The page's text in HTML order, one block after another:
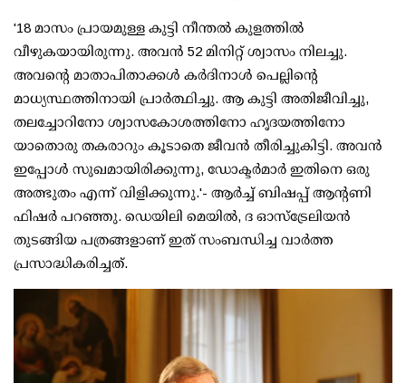
'18 മാസം പ്രായമുള്ള കുട്ടി നീന്തൽ കുളത്തിൽ
വീഴുകയായിരുന്നു. അവൻ 52 മിനിറ്റ് ശ്വാസം നിലച്ചു.
അവന്റെ മാതാപിതാക്കൾ കർദിനാൾ പെല്ലിന്റെ
മാധ്യസ്ഥത്തിനായി പ്രാർത്ഥിച്ചു. ആ കുട്ടി അതിജീവിച്ചു,
തലച്ചോറിനോ ശ്വാസകോശത്തിനോ ഹൃദയത്തിനോ
യാതൊരു തകരാറും കൂടാതെ ജീവൻ തീരിച്ചുകിട്ടി. അവൻ
ഇപ്പോൾ സുഖമായിരിക്കുന്നു, ഡോക്ടർമാർ ഇതിനെ ഒരു
അത്ഭുതം എന്ന് വിളിക്കുന്നു.'- ആർച്ച് ബിഷപ്പ് ആന്റണി
ഫിഷർ പറഞ്ഞു. ഡെയിലി മെയിൽ, ദ ഓസ്ട്രേലിയൻ
തുടങ്ങിയ പത്രങ്ങളാണ് ഇത് സംബന്ധിച്ച വാർത്ത
പ്രസാദ്ധികരിച്ചത്.